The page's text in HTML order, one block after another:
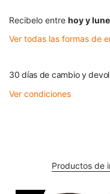
Recibelo entre hoy y
Ver todas las formas de
30 días de cambio y
Ver condiciones
Productos de